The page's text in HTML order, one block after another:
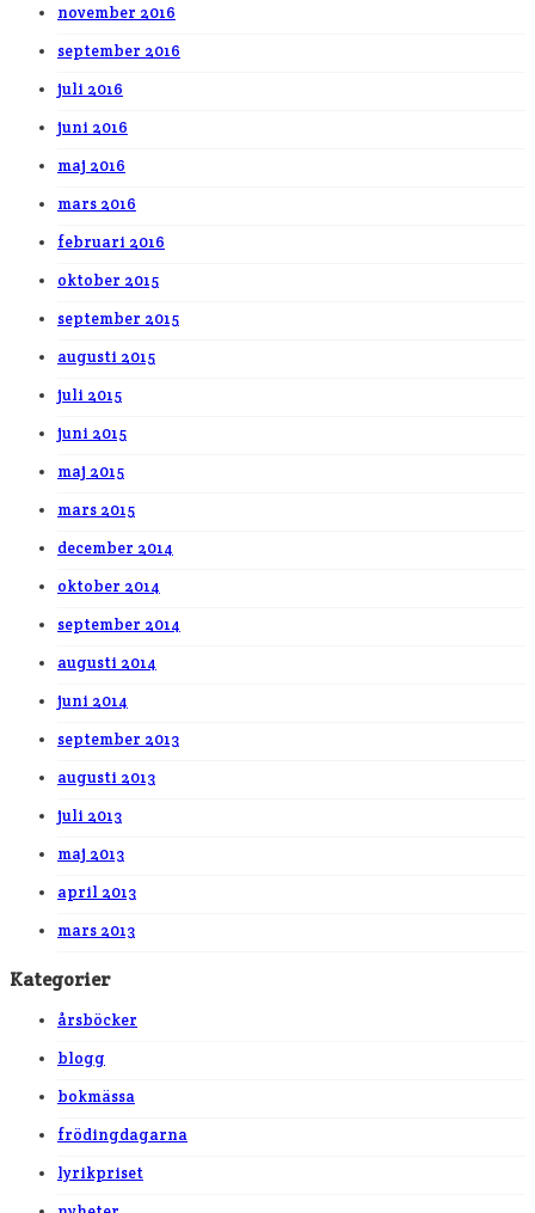
november 2016
september 2016
juli 2016
juni 2016
maj 2016
mars 2016
februari 2016
oktober 2015
september 2015
augusti 2015
juli 2015
juni 2015
maj 2015
mars 2015
december 2014
oktober 2014
september 2014
augusti 2014
juni 2014
september 2013
augusti 2013
juli 2013
maj 2013
april 2013
mars 2013
Kategorier
årsböcker
blogg
bokmässa
frödingdagarna
lyrikpriset